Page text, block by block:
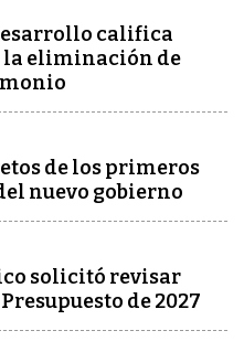
califica
la eliminación de
de los primeros
nuevo gobierno
solicitó revisar
de 2027